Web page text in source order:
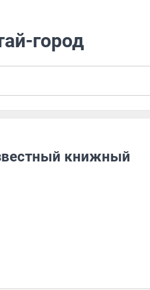
город
книжный